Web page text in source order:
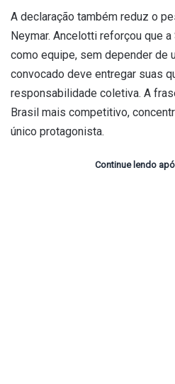
A declaração também reduz o
Neymar. Ancelotti reforçou que
como equipe, sem depender de
convocado deve entregar suas
responsabilidade coletiva. A
Brasil mais competitivo,
único protagonista.
Continue lendo